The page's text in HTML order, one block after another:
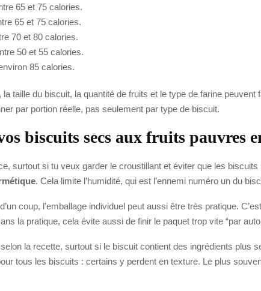
65 et 75 calories.
65 et 75 calories.
70 et 80 calories.
50 et 55 calories.
85 calories.
taille du biscuit, la quantité de fruits et le type de farine
par portion réelle, pas seulement par type de biscuit.
biscuits secs aux fruits pauvres
surtout si tu veux garder le croustillant et éviter que les
. Cela limite l’humidité, qui est l’ennemi numéro un du
coup, l’emballage individuel peut aussi être très pratique.
la pratique, cela évite aussi de finir le paquet trop vite “par
la recette, surtout si le biscuit contient des ingrédients plus
tous les biscuits : certains y perdent en texture. Le plus